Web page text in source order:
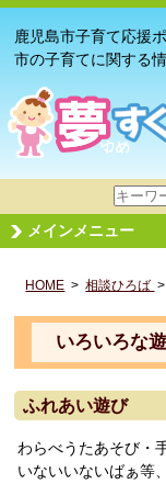
鹿児島市子育て応援
市の子育てに関する
サ
イ
ト
検
メインメニュー
HOME >相談ひろば
いろいろな
ふれあい遊び
わらべうたあそび・
いないいないばぁ等